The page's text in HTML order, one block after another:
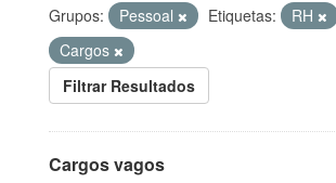
Grupos:
Pessoal Etiquetas:
RH
Cargos
Filtrar Resultados
Cargos vagos